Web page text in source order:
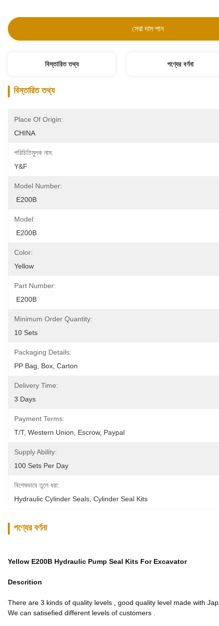
সেরা দাম পান
বিস্তারিত তথ্য পণ্যের বর্ণনা
বিস্তারিত তথ্য
Place Of Origin:
CHINA
পরিচিতিমুলক নাম:
Y&F
Model Number:
E200B
Model:
E200B
Color:
Yellow
Part Number:
E200B
Minimum Order Quantity:
10 Sets
Packaging Details:
PP Bag, Box, Carton
Delivery Time:
3 Days
Payment Terms:
T/T, Western Union, Escrow, Paypal
Supply Ability:
100 Sets Per Day
বিশেষভাবে তুলে ধরা:
Hydraulic Cylinder Seals Cylinder Seal Kits
পণ্যের বর্ণনা
Yellow E200B Hydraulic Pump Seal Kits For Excavator
Descrition
There are 3 kinds of quality levels , good quality level made with
We can satisefied different levels of customers .